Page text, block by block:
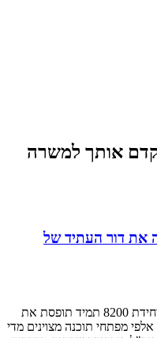
אותך למשרה
את דור העתיד של
כשמדברים על יחידות טכנולוגיות בצהל, יחידת 8200 תמיד תופסת את
מפתחי תוכנה מצוינים מדי